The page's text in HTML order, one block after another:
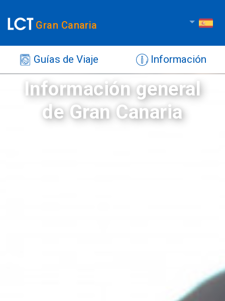
Gran Canaria
Guías de Viaje Información
Información general
de Gran Canaria